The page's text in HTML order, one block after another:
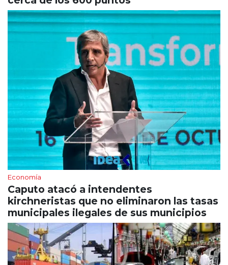
Economía
Caputo atacó a intendentes
kirchneristas que no eliminaron las tasas
municipales ilegales de sus municipios